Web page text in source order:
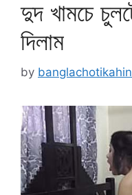
দুদ খামচে
দিলাম
by